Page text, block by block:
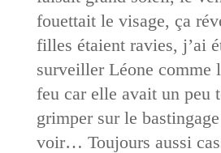
fouettait le visage, ça
filles étaient ravies, j’ai
surveiller Léone comme
feu car elle avait un peu
grimper sur le
voir… Toujours aussi